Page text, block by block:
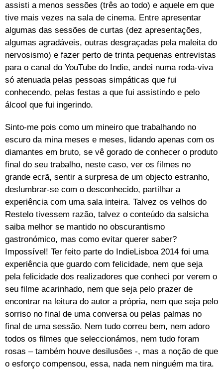
assisti a menos sessões (três ao todo) e aquele em que
tive mais vezes na sala de cinema. Entre apresentar
algumas das sessões de curtas (dez apresentações,
algumas agradáveis, outras desgraçadas pela maleita do
nervosismo) e fazer perto de trinta pequenas entrevistas
para o canal do YouTube do Indie, andei numa roda-viva
só atenuada pelas pessoas simpáticas que fui
conhecendo, pelas festas a que fui assistindo e pelo
álcool que fui ingerindo.
Sinto-me pois como um mineiro que trabalhando no
escuro da mina meses e meses, lidando apenas com os
diamantes em bruto, se vê gorado de conhecer o produto
final do seu trabalho, neste caso, ver os filmes no
grande ecrã, sentir a surpresa de um objecto estranho,
deslumbrar-se com o desconhecido, partilhar a
experiência com uma sala inteira. Talvez os velhos do
Restelo tivessem razão, talvez o conteúdo da salsicha
saiba melhor se mantido no obscurantismo
gastronómico, mas como evitar querer saber?
Impossível! Ter feito parte do IndieLisboa 2014 foi uma
experiência que guardo com felicidade, nem que seja
pela felicidade dos realizadores que conheci por verem o
seu filme acarinhado, nem que seja pelo prazer de
encontrar na leitura do autor a própria, nem que seja pelo
sorriso no final de uma conversa ou pelas palmas no
final de uma sessão. Nem tudo correu bem, nem adoro
todos os filmes que seleccionámos, nem tudo foram
rosas – também houve desilusões -, mas a noção de que
o esforço compensou, essa, nada nem ninguém ma tira.